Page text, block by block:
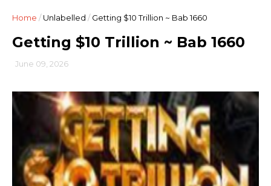
Home /Unlabelled / Getting $10 Trillion ~ Bab 1660
Getting $10 Trillion ~ Bab 1660
June 09, 2026